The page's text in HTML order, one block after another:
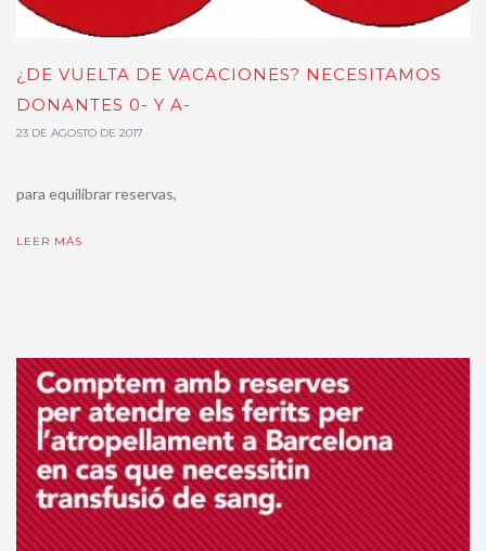
¿DE VUELTA DE VACACIONES? NECESITAMOS
DONANTES 0- Y A-
23 DE AGOSTO DE 2017
para equilibrar reservas,
LEER MÁS